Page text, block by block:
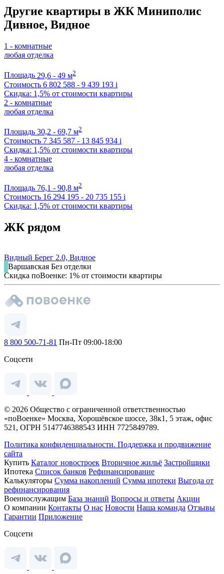
Другие квартиры в ЖК Миниполис
Дивное, Видное
1 - комнатные
любая отделка
Площадь 29,6 - 49 м2
Стоимость 6 802 588 - 9 439 193 i
Скидка: 1,5% от стоимости квартиры
2 - комнатные
любая отделка
Площадь 30,2 - 69,7 м2
Стоимость 7 345 587 - 13 845 934 i
Скидка: 1,5% от стоимости квартиры
4 - комнатные
любая отделка
Площадь 76,1 - 90,8 м2
Стоимость 16 294 195 - 20 735 155 i
Скидка: 1,5% от стоимости квартиры
ЖК рядом
Видный Берег 2.0, Видное
Варшавская Без отделки
Скидка поВоенке: 1% от стоимости квартиры
8 800 500-71-81 Пн-Пт 09:00-18:00
Соцсети
© 2026 Общество с ограниченной ответственностью
«поВоенке» Москва, Хорошёвское шоссе, 38к1, 5 этаж, офис
521, ОГРН 5147746388543 ИНН 7725849789.
Политика конфиденциальности. Поддержка и продвижение
сайта
Купить Каталог новостроек Вторичное жильё Застройщики
Ипотека Список банков Рефинансирование
Калькуляторы Сумма накоплений Сумма ипотеки Выгода от
рефинансирования
Военнослужащим База знаний Вопросы и ответы Акции
О компании Контакты О нас Новости Наша команда Отзывы
Гарантии Приложение
Соцсети